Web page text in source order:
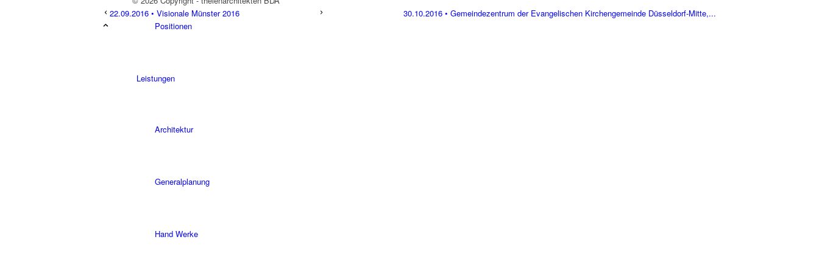
Positionen
Leistungen
Architektur
Generalplanung
Hand Werke
22.09.2016 • Visionale Münster 2016
30.10.2016 • Gemeindezentrum der Evangelischen Kirchengemeinde Düsseldorf-Mitte,...